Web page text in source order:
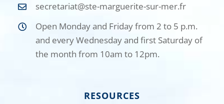
secretariat@ste-marguerite-sur-mer.fr
Open Monday and Friday from 2 to 5 p.m.
and every Wednesday and first Saturday of
the month from 10am to 12pm.
RESOURCES